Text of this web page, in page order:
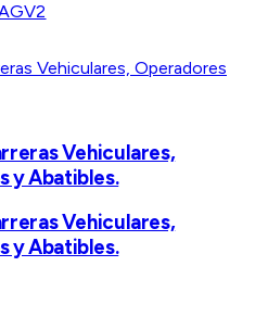
Vehiculares,
y Abatibles.
Vehiculares,
y Abatibles.